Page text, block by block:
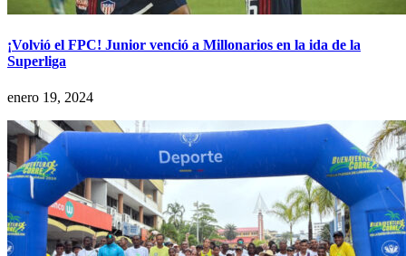
¡Volvió el FPC! Junior venció a Millonarios en la ida de la
Superliga
enero 19, 2024